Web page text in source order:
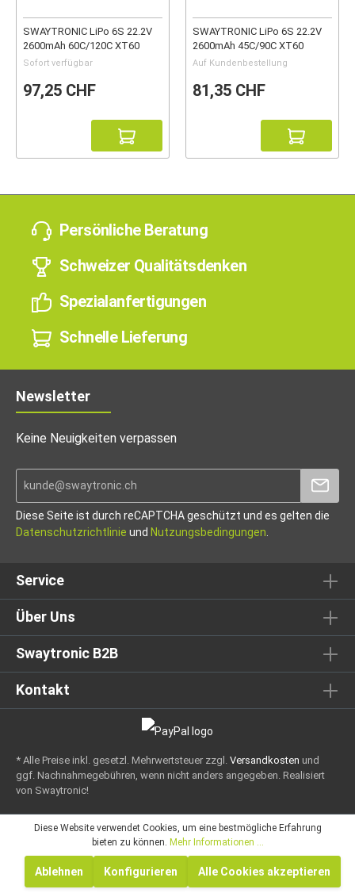
SWAYTRONIC LiPo 6S 22.2V
2600mAh 60C/120C XT60
Sofort verfügbar
97,25 CHF
SWAYTRONIC LiPo 6S 22.2V
2600mAh 45C/90C XT60
Auf Kundenbestellung
81,35 CHF
Persönliche Beratung
Schweizer Qualitätsdenken
Spezialanfertigungen
Schnelle Lieferung
Newsletter
Keine Neuigkeiten verpassen
Diese Seite ist durch reCAPTCHA geschützt und es gelten die
Datenschutzrichtlinie und Nutzungsbedingungen
Service
Über Uns
Swaytronic B2B
Kontakt
* Alle Preise inkl. gesetzl. Mehrwertsteuer zzgl. Versandkosten und
ggf. Nachnahmegebühren, wenn nicht anders angegeben. Realisiert
von Swaytronic!
Diese Website verwendet Cookies, um eine bestmögliche Erfahrung
bieten zu können. Mehr Informationen ...
Ablehnen Konfigurieren Alle Cookies akzeptieren